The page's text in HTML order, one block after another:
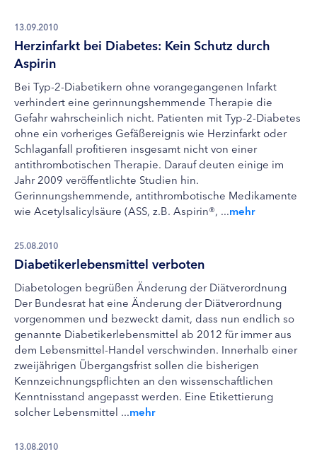
13.09.2010
Herzinfarkt bei Diabetes: Kein Schutz durch
Aspirin
Bei Typ-2-Diabetikern ohne vorangegangenen Infarkt
verhindert eine gerinnungshemmende Therapie die
Gefahr wahrscheinlich nicht. Patienten mit Typ-2-Diabetes
ohne ein vorheriges Gefäßereignis wie Herzinfarkt oder
Schlaganfall profitieren insgesamt nicht von einer
antithrombotischen Therapie. Darauf deuten einige im
Jahr 2009 veröffentlichte Studien hin.
Gerinnungshemmende, antithrombotische Medikamente
wie Acetylsalicylsäure (ASS, z.B. Aspirin®, ...mehr
25.08.2010
Diabetikerlebensmittel verboten
Diabetologen begrüßen Änderung der Diätverordnung
Der Bundesrat hat eine Änderung der Diätverordnung
vorgenommen und bezweckt damit, dass nun endlich so
genannte Diabetikerlebensmittel ab 2012 für immer aus
dem Lebensmittel-Handel verschwinden. Innerhalb einer
zweijährigen Übergangsfrist sollen die bisherigen
Kennzeichnungspflichten an den wissenschaftlichen
Kenntnisstand angepasst werden. Eine Etikettierung
solcher Lebensmittel ...mehr
13.08.2010